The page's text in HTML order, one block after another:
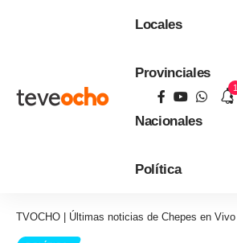
Locales
Provinciales
Nacionales
Política
1
TVOCHO | Últimas noticias de Chepes en Vivo